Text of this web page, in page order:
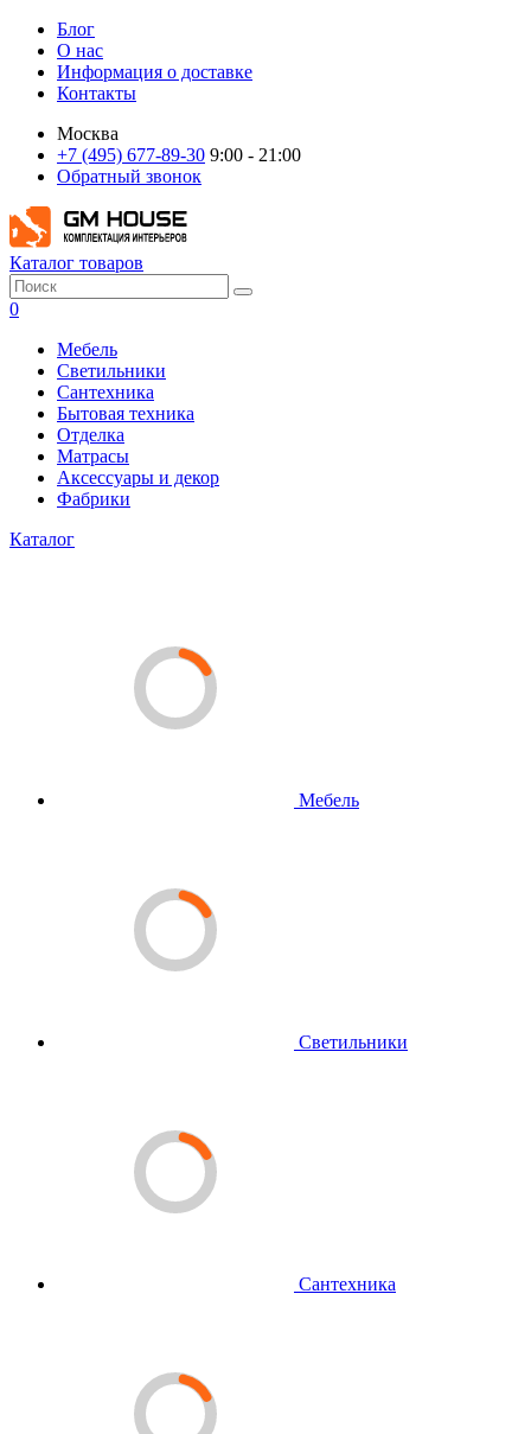
Блог
О нас
Информация о доставке
Контакты
Москва
+7 (495) 677-89-30 9:00 - 21:00
Обратный звонок
Каталог товаров
0
Мебель
Светильники
Сантехника
Бытовая техника
Отделка
Матрасы
Аксессуары и декор
Фабрики
Каталог
Мебель
Светильники
Сантехника